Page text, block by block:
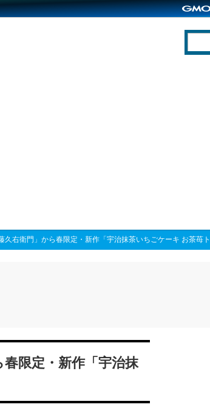
久右衛門」から春限定・新作「宇治抹茶いちごケーキ お茶苺
限定・新作「宇治抹